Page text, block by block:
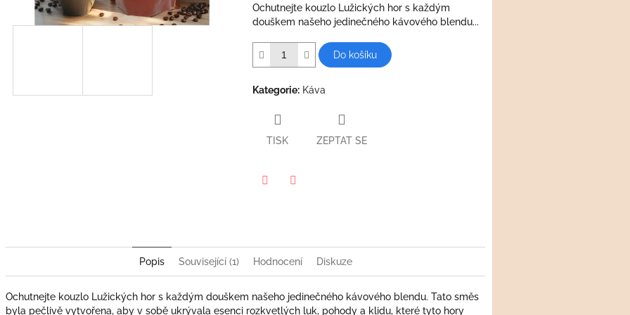
Ochutnejte kouzlo Lužických hor s každým
douškem našeho jedinečného kávového blendu...
Do košíku
Kategorie: Káva
TISK ZEPTAT SE
Popis Související (1) Hodnocení Diskuze
Ochutnejte kouzlo Lužických hor s každým douškem našeho jedinečného kávového blendu. Tato směs
byla pečlivě vytvořena, aby v sobě ukrývala esenci rozkvetlých luk, pohody a klidu, které tyto hory